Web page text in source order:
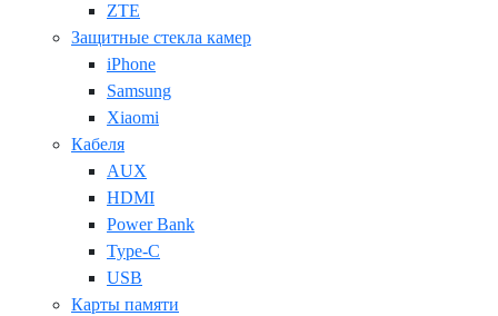
ZTE
Защитные стекла камер
iPhone
Samsung
Xiaomi
Кабеля
AUX
HDMI
Power Bank
Type-C
USB
Карты памяти